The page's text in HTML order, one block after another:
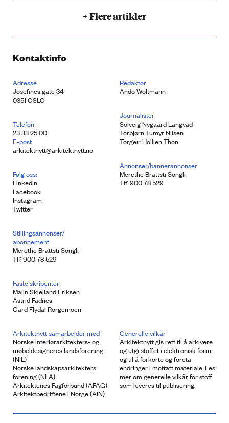
+ Flere artikler
Kontaktinfo
Adresse
Josefines gate 34
0351 OSLO
Telefon
23 33 25 00
E-post
arkitektnytt@arkitektnytt.no
Følg oss:
LinkedIn
Facebook
Instagram
Twitter
Redaktør
Ando Woltmann
Journalister
Solveig Nygaard Langvad
Torbjørn Tumyr Nilsen
Torgeir Holljen Thon
Annonser/bannerannonser
Merethe Brattsti Songli
Tlf: 900 78 529
Stillingsannonser/
abonnement
Merethe Brattsti Songli
Tlf: 900 78 529
Faste skribenter
Malin Skjelland Eriksen
Astrid Fadnes
Gard Flydal Rorgemoen
Arkitektnytt samarbeider med
Norske interiørarkitekters- og
møbeldesigneres landsforening
(NIL)
Norske landskapsarkitekters
forening (NLA)
Arkitektenes Fagforbund (AFAG)
Arkitektbedriftene i Norge (AiN)
Generelle vilkår
Arkitektnytt gis rett til å arkivere
og utgi stoffet i elektronisk form,
og til å forkorte og foreta
endringer i mottatt materiale. Les
mer om generelle vilkår for stoff
som leveres til publisering.